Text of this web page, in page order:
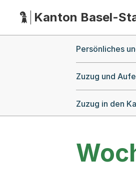
HauptnavigationKanton Basel-
Persönliches
Zuzug und
Zuzug in den